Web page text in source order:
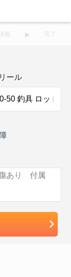
報 完了
ール